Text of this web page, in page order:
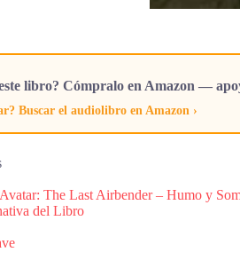
libro? Cómpralo en Amazon —
Buscar el audiolibro en Amazon ›
The Last Airbender – Humo y
del Libro